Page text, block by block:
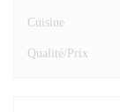
Cuisine
Qualité/Prix